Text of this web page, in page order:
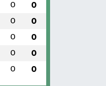
0 0
0 0
0 0
0 0
0 0